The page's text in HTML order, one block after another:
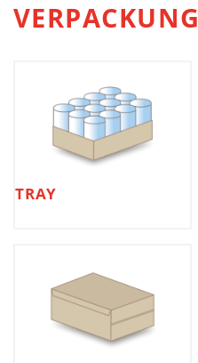
VERPACKUNG
TRAY